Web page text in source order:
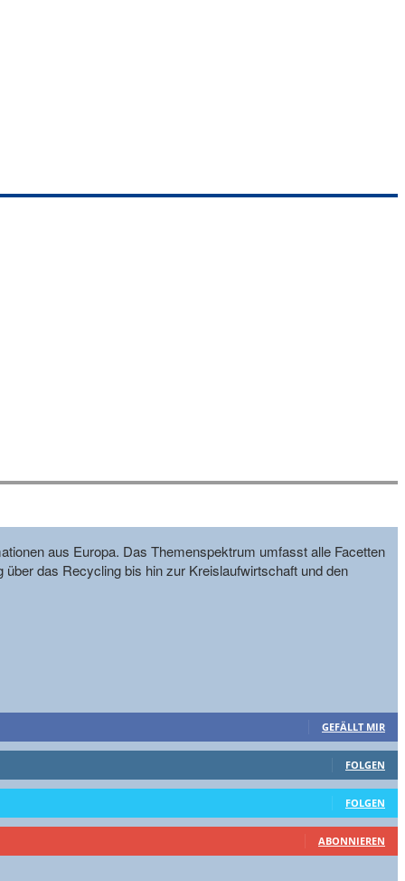
aus Europa. Das Themenspektrum umfasst alle Facetten
das Recycling bis hin zur Kreislaufwirtschaft und den
GEFÄLLT MIR
FOLGEN
FOLGEN
ABONNIEREN